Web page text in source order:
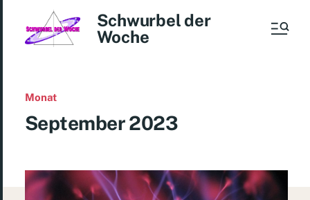
Schwurbel der
Woche
Monat
September 2023